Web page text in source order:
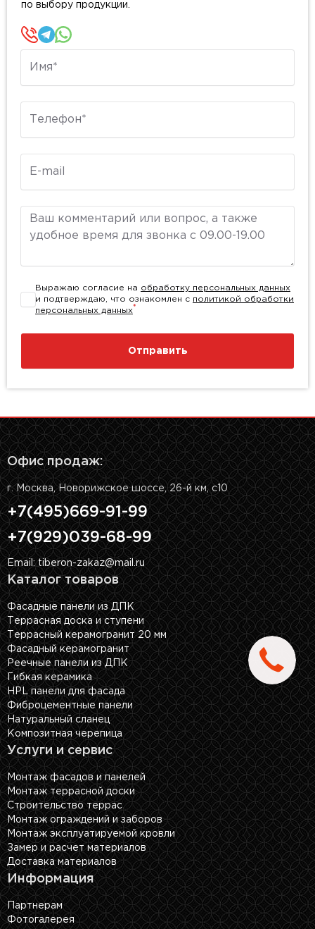
по выбору продукции.
Комментарий
Выражаю согласие на обработку персональных данных
и подтверждаю, что ознакомлен с политикой обработки
персональных данных*
Отправить
Офис продаж:
г. Москва, Новорижское шоссе, 26-й км, с10
+7(495)669-91-99
+7(929)039-68-99
Email: tiberon-zakaz@mail.ru
Каталог товаров
Фасадные панели из ДПК
Террасная доска и ступени
Террасный керамогранит 20 мм
Фасадный керамогранит
Реечные панели из ДПК
Гибкая керамика
HPL панели для фасада
Фиброцементные панели
Натуральный сланец
Композитная черепица
Услуги и сервис
Монтаж фасадов и панелей
Монтаж террасной доски
Строительство террас
Монтаж ограждений и заборов
Монтаж эксплуатируемой кровли
Замер и расчет материалов
Доставка материалов
Информация
Партнерам
Фотогалерея